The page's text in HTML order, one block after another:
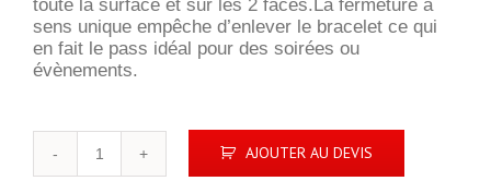
toute la surface et sur les 2 faces.La fermeture à
sens unique empêche d’enlever le bracelet ce qui
en fait le pass idéal pour des soirées ou
évènements.
AJOUTER AU DEVIS